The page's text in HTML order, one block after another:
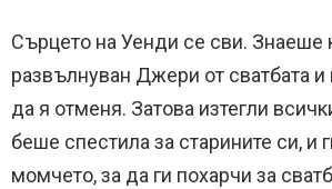
Сърцето на Уенди се сви. Знаеше
развълнуван Джери от сватбата и
да я отменя. Затова изтегли
беше спестила за старините си, и
момчето, за да ги похарчи за